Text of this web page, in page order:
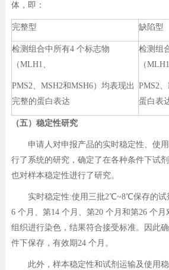
体，即：
完整型 缺陷型
检测组合中所有4 个标志物
（MLH1、
PMS2、MSH2和MSH6）均表现出
完整的蛋白表达
检测组
（MLH1
PMS2
蛋白表
（五）稳定性研究
申请人对申报产品的实时稳定性、使用
行了系统的研究，确定了在各种条件下试
也对样本稳定性进行了研究。
实时稳定性:使用三批2℃~8℃保存的试
6 个月、第14 个月、第20 个月和第26 个
组织进行染色，结果符合接受标准。因此
件下保存，有效期24 个月。
此外，样本稳定性和试剂运输及使用稳